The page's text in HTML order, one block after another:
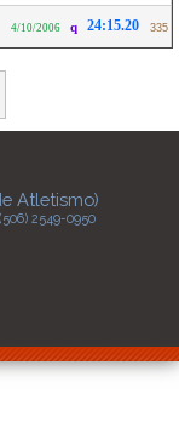
4/10/2006 q 24:15.20 335
Atletismo)
2549-0950